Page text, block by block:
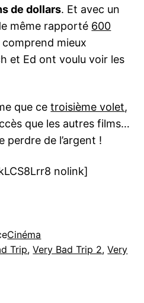
de dollars. Et avec un
même rapporté 600
comprend mieux
et Ed ont voulu voir les
que cetroisième volet,
que les autres films…
perdre de l’argent !
nolink]
Cinéma
Trip, Very Bad Trip 2, Very